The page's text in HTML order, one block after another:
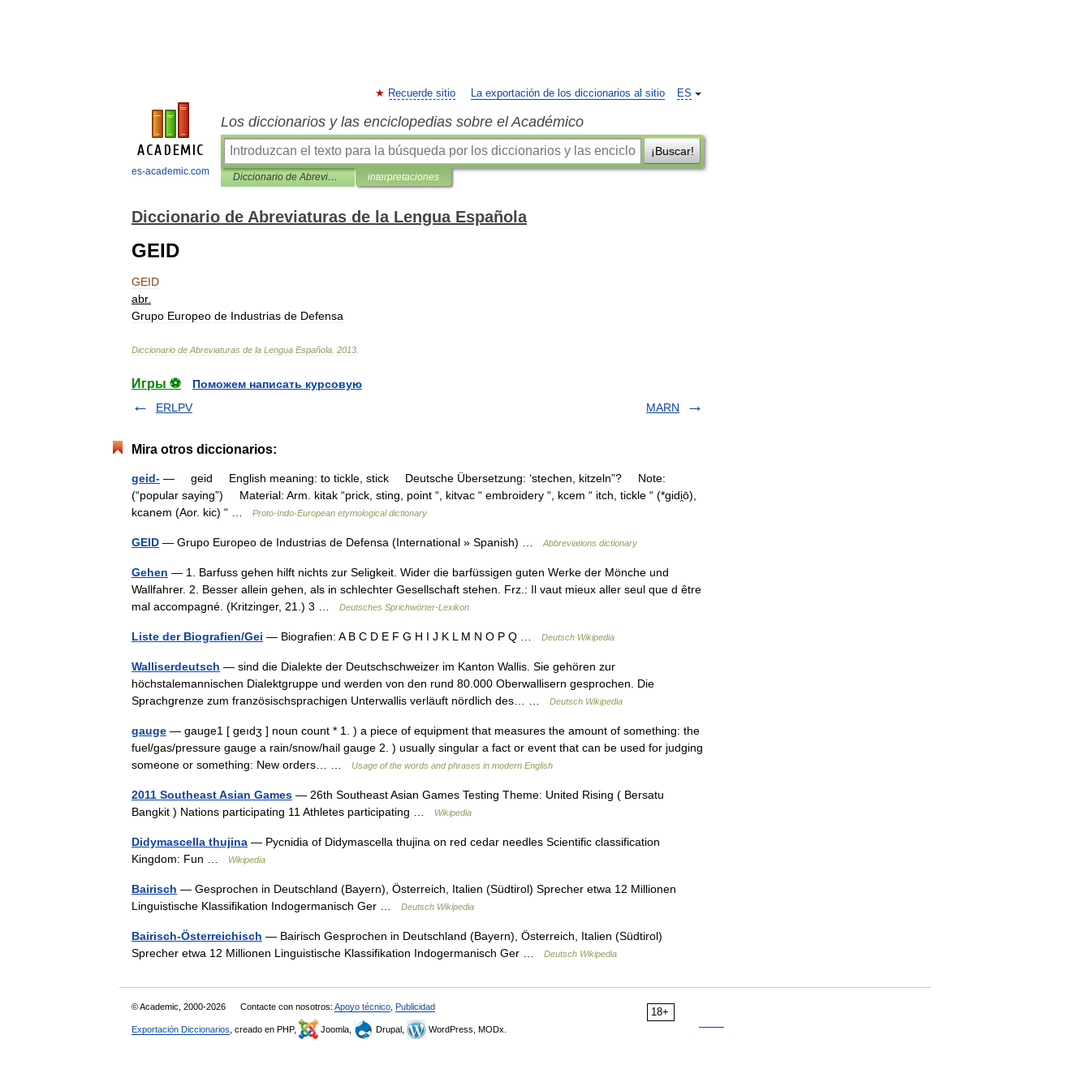
es-academic.com
ES
Recuerde sitio La exportación de los diccionarios al sitio
Los diccionarios y las enciclopedias sobre el Académico
¡Buscar!
Diccionario de Abreviaturas de la Lengua Española interpretaciones
Diccionario de Abreviaturas de la Lengua Española
GEID
GEID
abr.
Grupo Europeo de Industrias de Defensa
Diccionario de Abreviaturas de la Lengua Española 2013
Игры ⚽
Поможем написать курсовую
ERLPV
MARN
Mira otros diccionarios:
geid- — geid English meaning: to tickle, stick Deutsche Übersetzung: ‘stechen, kitzeln”? Note:
(“popular saying”) Material: Arm. kitak “prick, sting, point “, kitvac “ embroidery “, kcem “ itch, tickle “ (*gidi̯ō),
kcanem (Aor. kic) “ …
Proto-Indo-European etymological dictionary
GEID — Grupo Europeo de Industrias de Defensa (International » Spanish) … Abbreviations dictionary
Gehen — 1. Barfuss gehen hilft nichts zur Seligkeit. Wider die barfüssigen guten Werke der Mönche und
Wallfahrer. 2. Besser allein gehen, als in schlechter Gesellschaft stehen. Frz.: Il vaut mieux aller seul que d être
mal accompagné. (Kritzinger, 21.) 3 …
Deutsches Sprichwörter-Lexikon
Liste der Biografien/Gei — Biografien: A B C D E F G H I J K L M N O P Q … Deutsch Wikipedia
Walliserdeutsch — sind die Dialekte der Deutschschweizer im Kanton Wallis. Sie gehören zur
höchstalemannischen Dialektgruppe und werden von den rund 80.000 Oberwallisern gesprochen. Die
Sprachgrenze zum französischsprachigen Unterwallis verläuft nördlich des… …
Deutsch Wikipedia
gauge — gauge1 [ geıdʒ ] noun count * 1. ) a piece of equipment that measures the amount of something: the
fuel/gas/pressure gauge a rain/snow/hail gauge 2. ) usually singular a fact or event that can be used for judging
someone or something: New orders… …
Usage of the words and phrases in modern English
2011 Southeast Asian Games — 26th Southeast Asian Games Testing Theme: United Rising ( Bersatu
Bangkit ) Nations participating 11 Athletes participating …
Wikipedia
Didymascella thujina — Pycnidia of Didymascella thujina on red cedar needles Scientific classification
Kingdom: Fun …
Wikipedia
Bairisch — Gesprochen in Deutschland (Bayern), Österreich, Italien (Südtirol) Sprecher etwa 12 Millionen
Linguistische Klassifikation Indogermanisch Ger …
Deutsch Wikipedia
Bairisch-Österreichisch — Bairisch Gesprochen in Deutschland (Bayern), Österreich, Italien (Südtirol)
Sprecher etwa 12 Millionen Linguistische Klassifikation Indogermanisch Ger …
Deutsch Wikipedia
18+
© Academic, 2000-2026 Contacte con nosotros: Apoyo técnico Publicidad
Exportación Diccionarios , creado en PHP, Joomla, Drupal, WordPress, MODx.